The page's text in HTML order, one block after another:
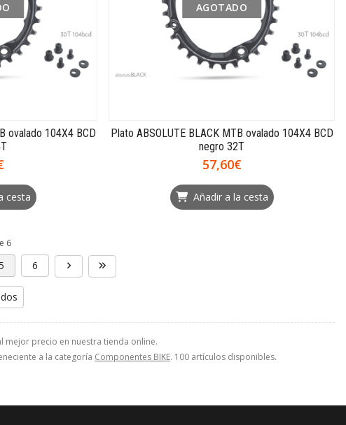
mejor precio en nuestra tienda online.
a la categoría Componentes BIKE. 100 artículos disponibles.
ovalado 104X4 BCD
cesta
AGOTADO
Plato ABSOLUTE BLACK MTB ovalado 104X4 BCD
negro 32T
57,60€
Añadir a la cesta
6
6